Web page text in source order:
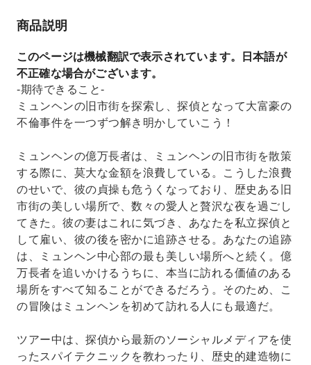
商品説明
このページは機械翻訳で表示されています。日本語が
不正確な場合がございます。
-期待できること-
ミュンヘンの旧市街を探索し、探偵となって大富豪の
不倫事件を一つずつ解き明かしていこう！
ミュンヘンの億万長者は、ミュンヘンの旧市街を散策
する際に、莫大な金額を浪費している。こうした浪費
のせいで、彼の貞操も危うくなっており、歴史ある旧
市街の美しい場所で、数々の愛人と贅沢な夜を過ごし
てきた。彼の妻はこれに気づき、あなたを私立探偵と
して雇い、彼の後を密かに追跡させる。あなたの追跡
は、ミュンヘン中心部の最も美しい場所へと続く。億
万長者を追いかけるうちに、本当に訪れる価値のある
場所をすべて知ることができるだろう。そのため、こ
の冒険はミュンヘンを初めて訪れる人にも最適だ。
ツアー中は、探偵から最新のソーシャルメディアを使
ったスパイテクニックを教わったり、歴史的建造物に